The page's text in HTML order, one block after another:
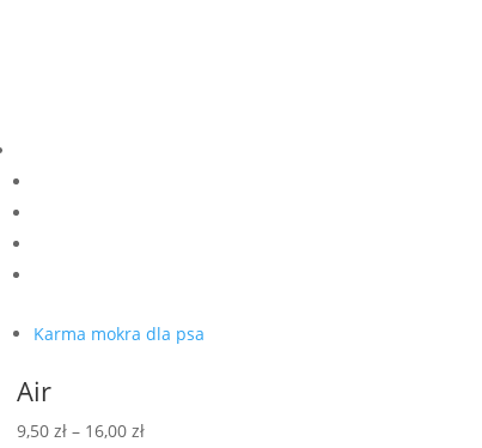
Karma mokra dla psa
Air
9,50 zł – 16,00 złZakres